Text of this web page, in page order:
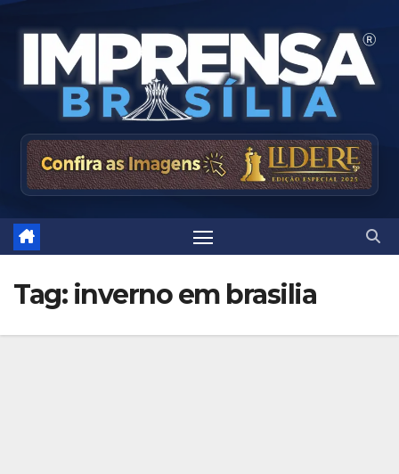
Tag: inverno em brasilia